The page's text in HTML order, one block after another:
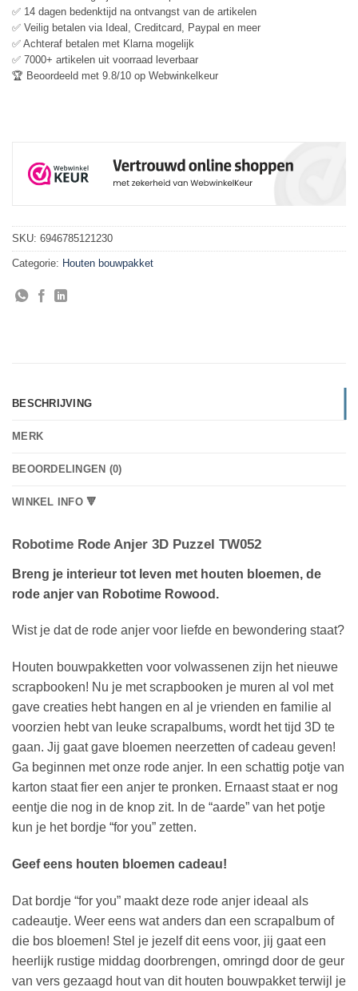
✅ 14 dagen bedenktijd na ontvangst van de artikelen
✅ Veilig betalen via Ideal, Creditcard, Paypal en meer
✅ Achteraf betalen met Klarna mogelijk
✅ 7000+ artikelen uit voorraad leverbaar
🏆 Beoordeeld met 9.8/10 op Webwinkelkeur
SKU: 6946785121230
Categorie: Houten bouwpakket
BESCHRIJVING
MERK
BEOORDELINGEN (0)
WINKEL INFO 🔻
Robotime Rode Anjer 3D Puzzel TW052
Breng je interieur tot leven met houten bloemen, de
rode anjer van Robotime Rowood.
Wist je dat de rode anjer voor liefde en bewondering staat?
Houten bouwpakketten voor volwassenen zijn het nieuwe
scrapbooken! Nu je met scrapbooken je muren al vol met
gave creaties hebt hangen en al je vrienden en familie al
voorzien hebt van leuke scrapalbums, wordt het tijd 3D te
gaan. Jij gaat gave bloemen neerzetten of cadeau geven!
Ga beginnen met onze rode anjer. In een schattig potje van
karton staat fier een anjer te pronken. Ernaast staat er nog
eentje die nog in de knop zit. In de “aarde” van het potje
kun je het bordje “for you” zetten.
Geef eens houten bloemen cadeau!
Dat bordje “for you” maakt deze rode anjer ideaal als
cadeautje. Weer eens wat anders dan een scrapalbum of
die bos bloemen! Stel je jezelf dit eens voor, jij gaat een
heerlijk rustige middag doorbrengen, omringd door de geur
van vers gezaagd hout van dit houten bouwpakket terwijl je